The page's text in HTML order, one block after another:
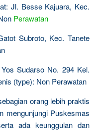
Jl. Besse Kajuara, Kec.
Perawatan
Subroto, Kec. Tanete
Sudarso No. 294 Kel.
(type): Non Perawatan
orang lebih praktis
mengunjungi Puskesmas
ada keunggulan dan